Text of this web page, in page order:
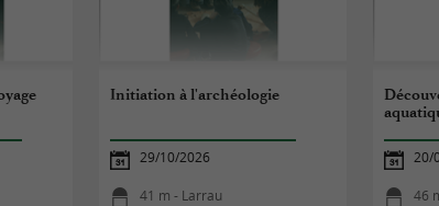
Initiation à l'archéologie
29/10/2026
41 m - Larrau
20/
46